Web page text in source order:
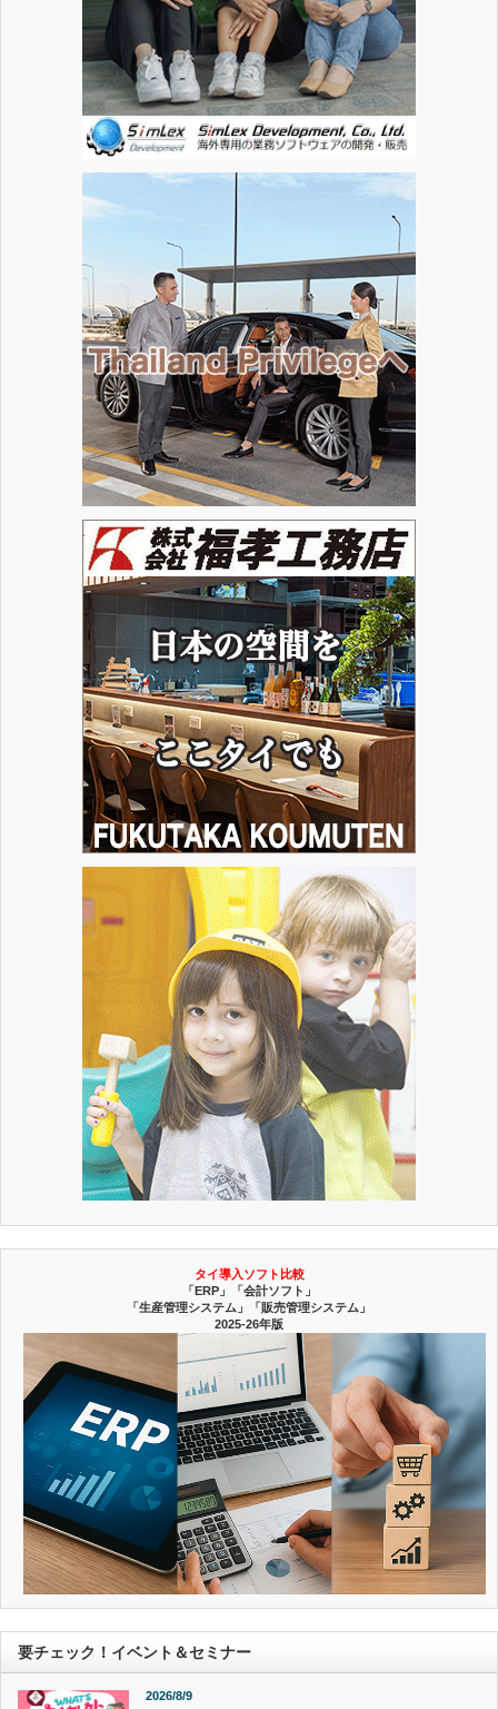
タイ導入ソフト比較
「ERP」「会計ソフト」
「生産管理システム」「販売管理システム」
2025-26年版
要チェック！イベント＆セミナー
2026/8/9